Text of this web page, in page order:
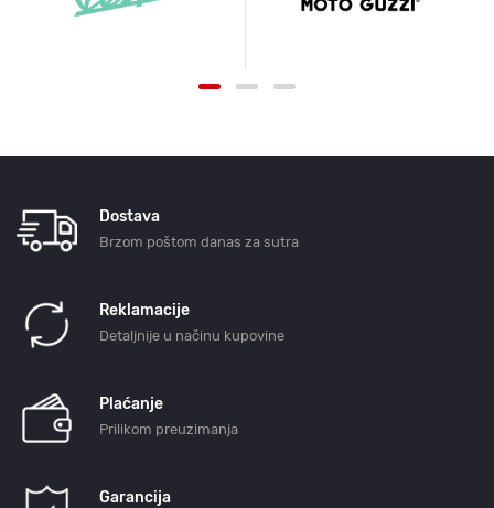
Dostava
Brzom poštom danas za sutra
Reklamacije
Detaljnije u načinu kupovine
Plaćanje
Prilikom preuzimanja
Garancija